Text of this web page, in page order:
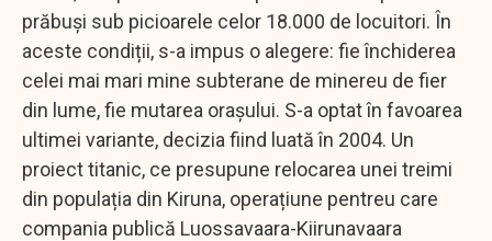
prăbuși sub picioarele celor 18.000 de locuitori. În
aceste condiții, s-a impus o alegere: fie închiderea
celei mai mari mine subterane de minereu de fier
din lume, fie mutarea orașului. S-a optat în favoarea
ultimei variante, decizia fiind luată în 2004. Un
proiect titanic, ce presupune relocarea unei treimi
din populația din Kiruna, operațiune pentreu care
compania publică Luossavaara-Kiirunavaara